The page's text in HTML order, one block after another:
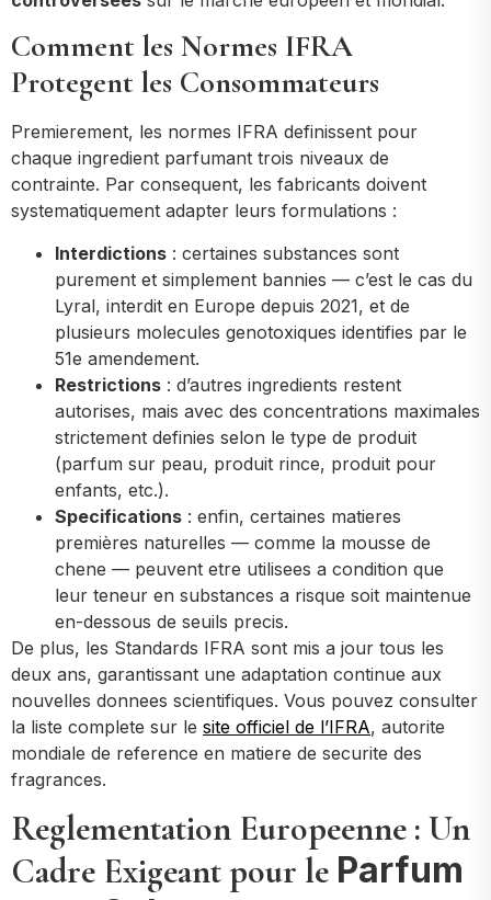
Comment les Normes IFRA
Protegent les Consommateurs
Premierement, les normes IFRA definissent pour
chaque ingredient parfumant trois niveaux de
contrainte. Par consequent, les fabricants doivent
systematiquement adapter leurs formulations :
Interdictions : certaines substances sont
purement et simplement bannies — c’est le cas du
Lyral, interdit en Europe depuis 2021, et de
plusieurs molecules genotoxiques identifies par le
51e amendement.
Restrictions : d’autres ingredients restent
autorises, mais avec des concentrations maximales
strictement definies selon le type de produit
(parfum sur peau, produit rince, produit pour
enfants, etc.).
Specifications : enfin, certaines matieres
premières naturelles — comme la mousse de
chene — peuvent etre utilisees a condition que
leur teneur en substances a risque soit maintenue
en-dessous de seuils precis.
De plus, les Standards IFRA sont mis a jour tous les
deux ans, garantissant une adaptation continue aux
nouvelles donnees scientifiques. Vous pouvez consulter
la liste complete sur le site officiel de l’IFRA, autorite
mondiale de reference en matiere de securite des
fragrances.
Reglementation Europeenne : Un
Cadre Exigeant pour le Parfum